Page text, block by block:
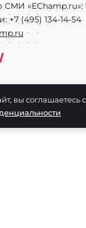
СМИ
+7 (495) 134-14-54
вы соглашаетесь с